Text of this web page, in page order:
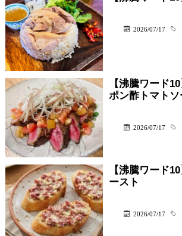
2026/07/17
【沸騰ワード
ポン酢トマトソ
2026/07/17
【沸騰ワード
ースト
2026/07/17